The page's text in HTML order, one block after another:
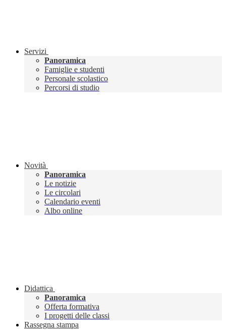
Servizi
Panoramica
Famiglie e studenti
Personale scolastico
Percorsi di studio
Novità
Panoramica
Le notizie
Le circolari
Calendario eventi
Albo online
Didattica
Panoramica
Offerta formativa
I progetti delle classi
Rassegna stampa